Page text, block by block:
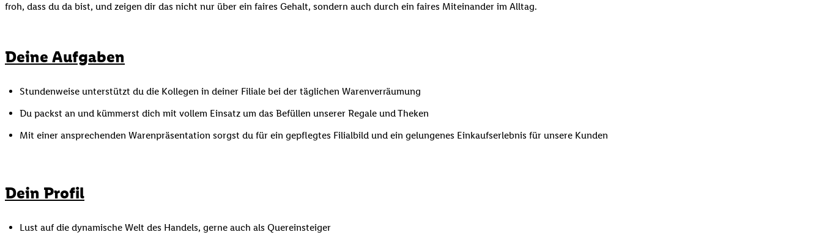
froh, dass du da bist, und zeigen dir das nicht nur über ein faires Gehalt, sondern auch durch ein faires Miteinander im Alltag.
Deine Aufgaben
Stundenweise unterstützt du die Kollegen in deiner Filiale bei der täglichen Warenverräumung
Du packst an und kümmerst dich mit vollem Einsatz um das Befüllen unserer Regale und Theken
Mit einer ansprechenden Warenpräsentation sorgst du für ein gepflegtes Filialbild und ein gelungenes Einkaufserlebnis für unsere Kunden
Dein Profil
Lust auf die dynamische Welt des Handels, gerne auch als Quereinsteiger